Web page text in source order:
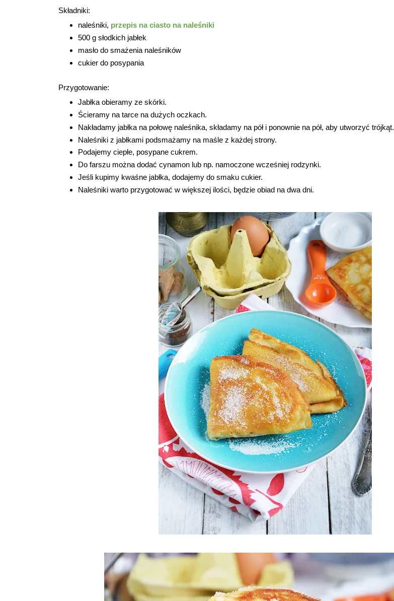
Składniki:
naleśniki, przepis na ciasto na naleśniki
500 g słodkich jabłek
masło do smażenia naleśników
cukier do posypania
Przygotowanie:
Jabłka obieramy ze skórki.
Ścieramy na tarce na dużych oczkach.
Nakładamy jabłka na połowę naleśnika, składamy na pół i ponownie na pół, aby utworzyć trójkąt.
Naleśniki z jabłkami podsmażamy na maśle z każdej strony.
Podajemy ciepłe, posypane cukrem.
Do farszu można dodać cynamon lub np. namoczone wcześniej rodzynki.
Jeśli kupimy kwaśne jabłka, dodajemy do smaku cukier.
Naleśniki warto przygotować w większej ilości, będzie obiad na dwa dni.